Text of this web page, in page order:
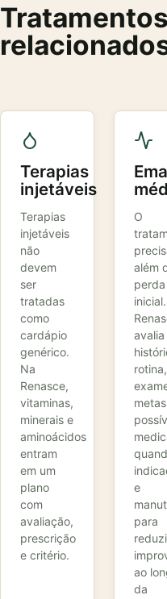
Tratamentos
Terapias
injetáveis
Terapias
injetáveis
não
devem
ser
tratadas
como
cardápio
genérico.
Na
Renasce,
vitaminas,
minerais e
aminoácidos
entram
em um
plano
com
avaliação,
prescrição
e critério.
O
além
perda
avalia
rotina,
metas
e
para
ao
da